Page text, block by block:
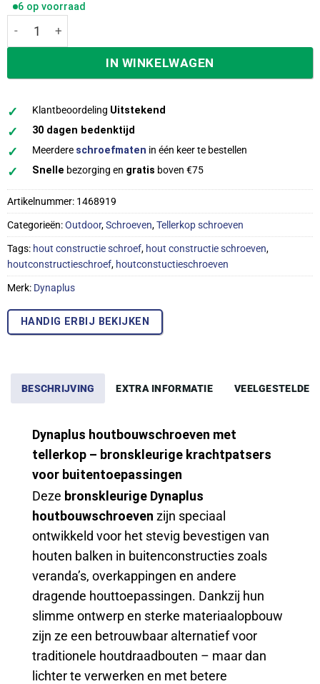
6 op voorraad
Dynaplus Tellerkop Schroeven AR-Coating 8,0 x 350/
IN WINKELWAGEN
✓ Klantbeoordeling Uitstekend
✓ 30 dagen bedenktijd
✓ Meerdere schroefmaten in één keer te bestellen
✓ Snelle bezorging en gratis boven €75
Artikelnummer: 1468919
Categorieën:Outdoor,Schroeven,Tellerkop schroeven
Tags: hout constructie schroef, hout constructie schroeven,
houtconstructieschroef, houtconstuctieschroeven
Merk: Dynaplus
HANDIG ERBIJ BEKIJKEN
BESCHRIJVING EXTRA INFORMATIE VEELGESTELDE
Dynaplus houtbouwschroeven met
tellerkop – bronskleurige krachtpatsers
voor buitentoepassingen
Deze bronskleurige Dynaplus
houtbouwschroeven zijn speciaal
ontwikkeld voor het stevig bevestigen van
houten balken in buitenconstructies zoals
veranda’s, overkappingen en andere
dragende houttoepassingen. Dankzij hun
slimme ontwerp en sterke materiaalopbouw
zijn ze een betrouwbaar alternatief voor
traditionele houtdraadbouten – maar dan
lichter te verwerken en met betere